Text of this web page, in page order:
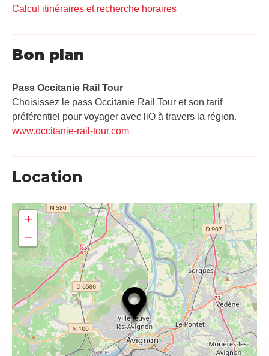
Calcul itinéraires et recherche horaires
Bon plan
Pass Occitanie Rail Tour​
Choisissez le pass Occitanie Rail Tour et son tarif
préférentiel pour voyager avec liO à travers la région.
www.occitanie-rail-tour.com
Location
+
−